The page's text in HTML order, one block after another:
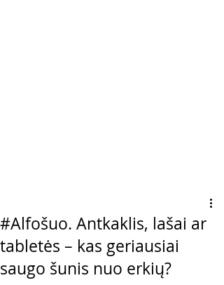
#Alfošuo. Antkaklis, lašai ar
tabletės – kas geriausiai
saugo šunis nuo erkių?